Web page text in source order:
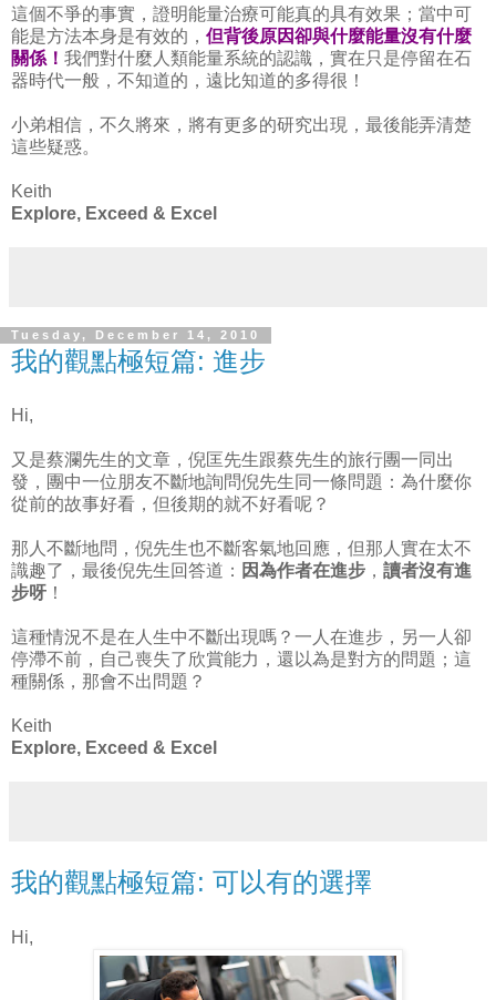
這個不爭的事實，證明能量治療可能真的具有效果；當中可
能是方法本身是有效的， 但背後原因卻與什麼能量沒有什麼
關係！ 我們對什麼人類能量系統的認識，實在只是停留在石
器時代一般，不知道的，遠比知道的多得很！
小弟相信，不久將來，將有更多的研究出現，最後能弄清楚
這些疑惑。
Keith
Explore, Exceed & Excel
Tuesday, December 14, 2010
我的觀點極短篇: 進步
Hi,
又是蔡瀾先生的文章，倪匡先生跟蔡先生的旅行團一同出
發，團中一位朋友不斷地詢問倪先生同一條問題：為什麼你
從前的故事好看，但後期的就不好看呢？
那人不斷地問，倪先生也不斷客氣地回應，但那人實在太不
識趣了，最後倪先生回答道： 因為作者在進步 ， 讀者沒有進
步呀 ！
這種情況不是在人生中不斷出現嗎？一人在進步，另一人卻
停滯不前，自己喪失了欣賞能力，還以為是對方的問題；這
種關係，那會不出問題？
Keith
Explore, Exceed & Excel
我的觀點極短篇: 可以有的選擇
Hi,